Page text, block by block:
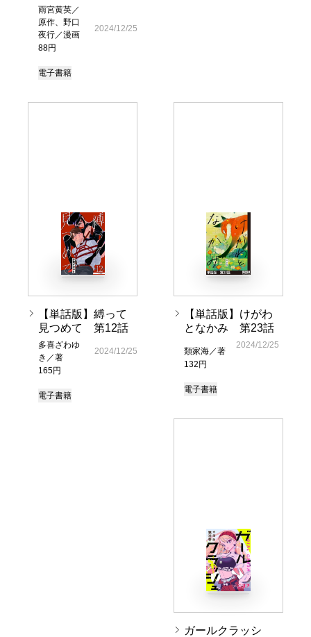
雨宮黄英／
原作、野口
夜行／漫画
88円
2024/12/25
電子書籍
【単話版】縛って
見つめて 第12話
多喜ざわゆ
き／著
165円
2024/12/25
電子書籍
【単話版】けがわ
となかみ 第23話
類家海／著
132円
2024/12/25
電子書籍
ガールクラッシ